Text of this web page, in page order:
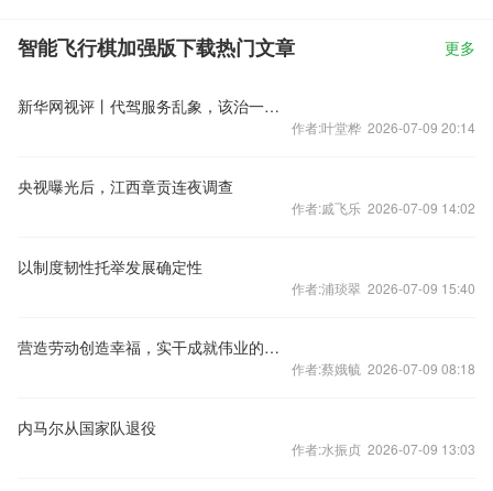
智能飞行棋加强版下载热门文章 更多
新华网视评丨代驾服务乱象，该治一治了
作者:叶堂桦 2026-07-09 20:14
央视曝光后，江西章贡连夜调查
作者:戚飞乐 2026-07-09 14:02
以制度韧性托举发展确定性
作者:浦琰翠 2026-07-09 15:40
营造劳动创造幸福，实干成就伟业的浓厚氛围
作者:蔡娥毓 2026-07-09 08:18
内马尔从国家队退役
作者:水振贞 2026-07-09 13:03